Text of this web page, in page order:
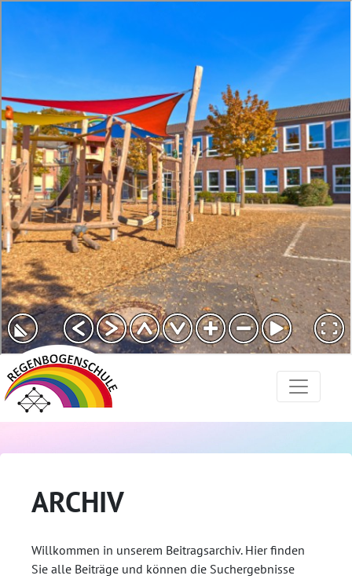
ARCHIV
Willkommen in unserem Beitragsarchiv. Hier finden
Sie alle Beiträge und können die Suchergebnisse